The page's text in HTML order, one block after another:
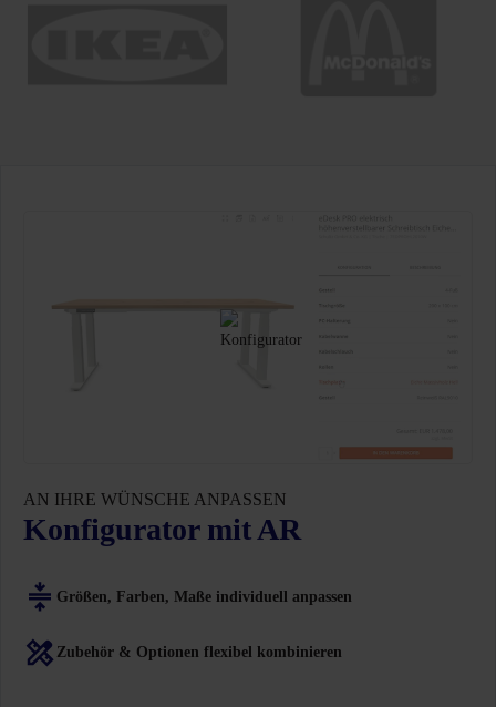
AN IHRE WÜNSCHE ANPASSEN
Konfigurator mit AR
Größen, Farben, Maße individuell anpassen
Zubehör & Optionen flexibel kombinieren